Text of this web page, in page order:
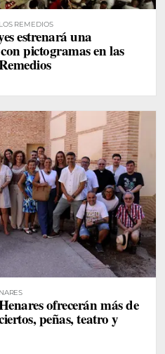
REMEDIOS
estrenará una
pictogramas en las
ofrecerán más de
peñas, teatro y